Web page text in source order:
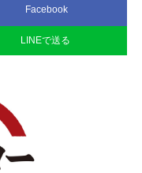
Facebook
LINEで送る